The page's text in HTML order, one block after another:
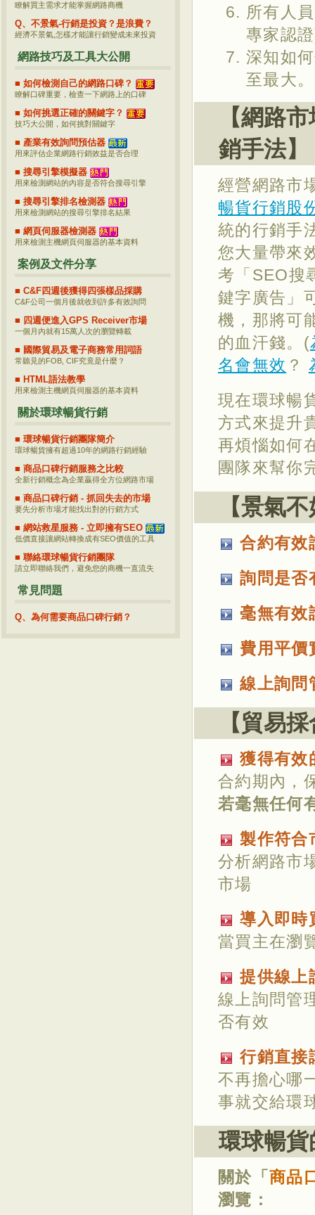
所有人
專家認
深知如
至最大。
【網路
銷手法】
經營網路市
暢貨行銷股
統的行銷手
您大量帶來
考「SEO搜
鍵字廣告」
機，那將可
的血汗錢。(
名會無效 ？
現在環球暢
方式來提升
再煩惱如何
團隊來幫你
【景氣
合約有效
詢問是否
毫無有效
費用平價
線上詢問
【貿易
獲得有效
合約期內，
若毫無任何
製作符合
分析網路市
市場
導入即時
當買主在瀏
提供線上
線上詢問管
否有效
行銷直接
不再擔心哪
事就交給環
環球暢
關於「 商品
瀏覽：
瞭解買主需求才能掌握網路商機
Q、不景氣-行銷是投資？是浪費？
經濟不景氣,怎樣才能讓行銷變成未來投資
網路技巧及工具大公開
■ 如何檢測自己的網路口碑？
瞭解口碑重要，檢查一下網路上的口碑
■ 如何挑選正確的關鍵字？
技巧大公開，如何挑對關鍵字
■ 產業有效詢問預估器
用來評估企業網路行銷效益是否合理
■ 搜尋引擎模擬器
用來檢測網站的內容是否符合搜尋引擎
■ 搜尋引擎排名檢測器
用來檢測網站的搜尋引擎排名結果
■ 網頁伺服器檢測器
用來檢測主機網頁伺服器的基本資料
案例及文件分享
■ C&F四週後獲得四張樣品採購
C&F公司一個月後就收到許多有效詢問
■ 四週便進入GPS Receiver市場
一個月內就有15萬人次的瀏覽轉載
■ 國際貿易及電子商務常用詞語
常聽見的FOB, CIF究竟是什麼？
■ HTML語法教學
用來檢測主機網頁伺服器的基本資料
關於環球暢貨行銷
■ 環球暢貨行銷團隊簡介
環球暢貨擁有超過10年的網路行銷經驗
■ 商品口碑行銷服務之比較
全新行銷概念為企業贏得全方位網路市場
■ 商品口碑行銷 - 抓回失去的市場
要先分析市場才能找出對的行銷方式
■ 網站救星服務 - 立即擁有SEO
低價直接讓網站轉換成有SEO價值的工具
■ 聯絡環球暢貨行銷團隊
請立即聯絡我們，避免您的商機一直流失
常見問題
Q、為何需要商品口碑行銷？